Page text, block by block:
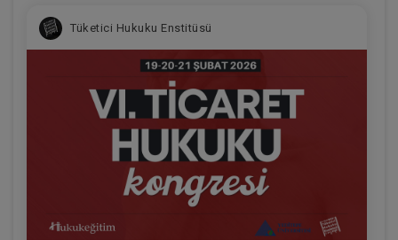
Tüketici Hukuku Enstitüsü